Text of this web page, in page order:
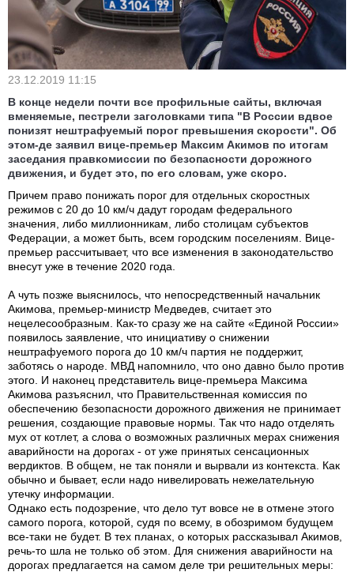
23.12.2019 11:15
В конце недели почти все профильные сайты, включая
вменяемые, пестрели заголовками типа "В России вдвое
понизят нештрафуемый порог превышения скорости". Об
этом-де заявил вице-премьер Максим Акимов по итогам
заседания правкомиссии по безопасности дорожного
движения, и будет это, по его словам, уже скоро.
Причем право понижать порог для отдельных скоростных
режимов с 20 до 10 км/ч дадут городам федерального
значения, либо миллионникам, либо столицам субъектов
Федерации, а может быть, всем городским поселениям. Вице-
премьер рассчитывает, что все изменения в законодательство
внесут уже в течение 2020 года.
А чуть позже выяснилось, что непосредственный начальник
Акимова, премьер-министр Медведев, считает это
нецелесообразным. Как-то сразу же на сайте «Единой России»
появилось заявление, что инициативу о снижении
нештрафуемого порога до 10 км/ч партия не поддержит,
заботясь о народе. МВД напомнило, что оно давно было против
этого. И наконец представитель вице-премьера Максима
Акимова разъяснил, что Правительственная комиссия по
обеспечению безопасности дорожного движения не принимает
решения, создающие правовые нормы. Так что надо отделять
мух от котлет, а слова о возможных различных мерах снижения
аварийности на дорогах - от уже принятых сенсационных
вердиктов. В общем, не так поняли и вырвали из контекста. Как
обычно и бывает, если надо нивелировать нежелательную
утечку информации.
Однако есть подозрение, что дело тут вовсе не в отмене этого
самого порога, которой, судя по всему, в обозримом будущем
все-таки не будет. В тех планах, о которых рассказывал Акимов,
речь-то шла не только об этом. Для снижения аварийности на
дорогах предлагается на самом деле три решительных меры: